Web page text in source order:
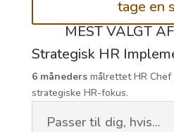
tage en
MEST VALGT
Strategisk HR
6 månedersmålrettet HR
strategiske HR-fokus.
Passer til dig, hvis...